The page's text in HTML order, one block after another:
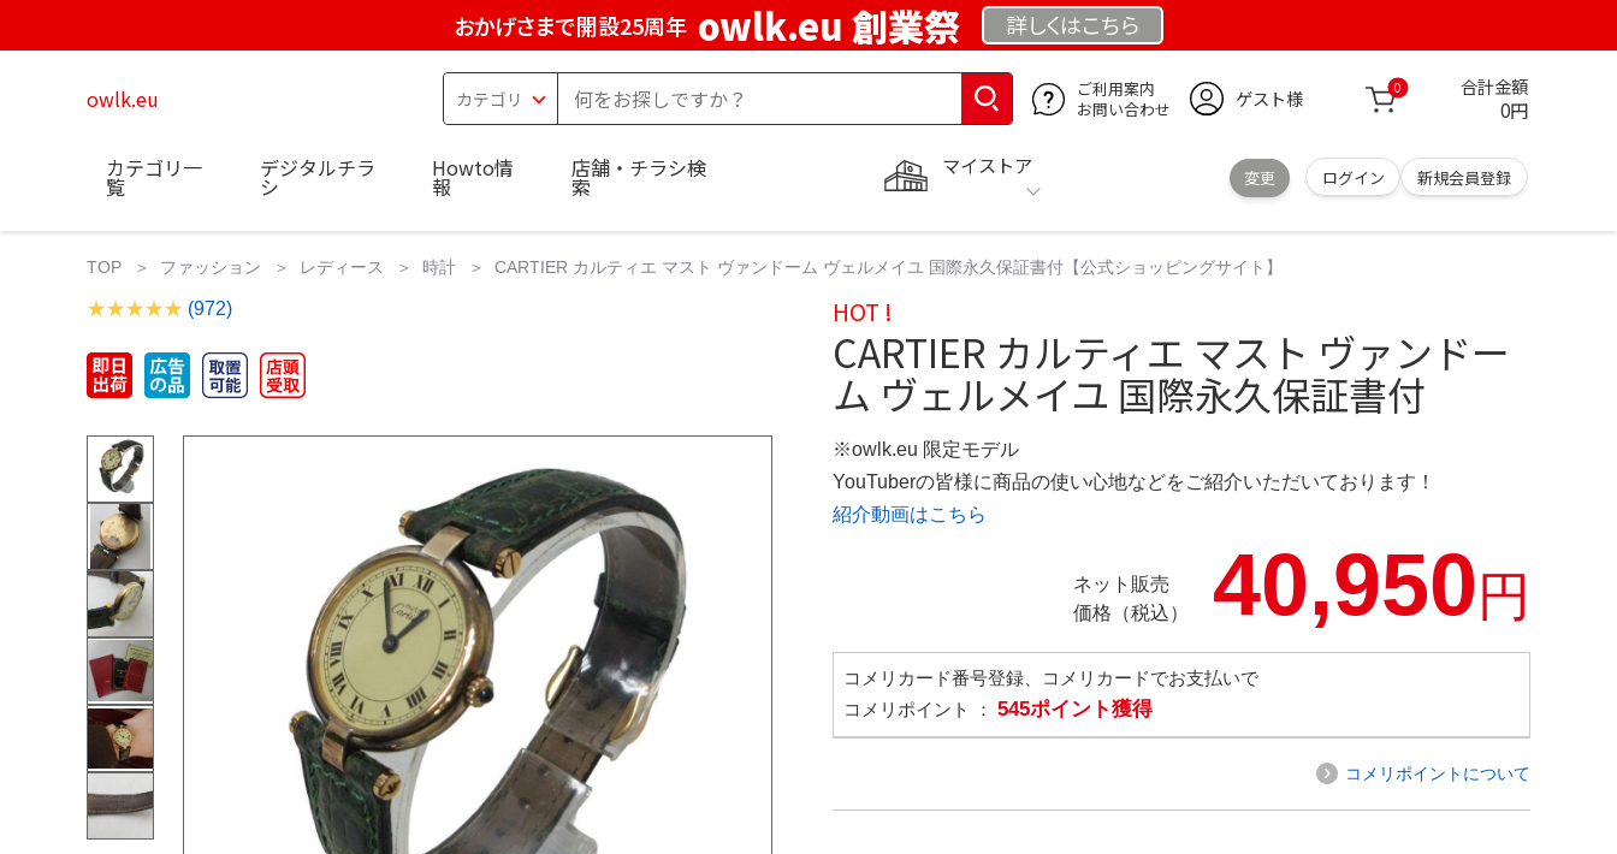
おかげさまで開設25周年 owlk.eu 創業祭 詳しくはこちら
owlk.eu
ご利用案内
お問い合わせ
ゲスト様 0 合計金額
0円
マイストア
変更 ログイン 新規会員登録
カテゴリ一
覧
デジタルチラ
シ
Howto情
報
店舗・チラシ検
索
TOP ファッション レディース 時計 CARTIER カルティエ マスト ヴァンドーム ヴェルメイユ 国際永久保証書付【公式ショッピングサイト】
(972) HOT !
CARTIER カルティエ マスト ヴァンドー
ム ヴェルメイユ 国際永久保証書付
※owlk.eu 限定モデル
YouTuberの皆様に商品の使い心地などをご紹介いただいております！
紹介動画はこちら
ネット販売
価格（税込）
40,950円
コメリカード番号登録、コメリカードでお支払いで
コメリポイント ： 545ポイント獲得
コメリポイントについて